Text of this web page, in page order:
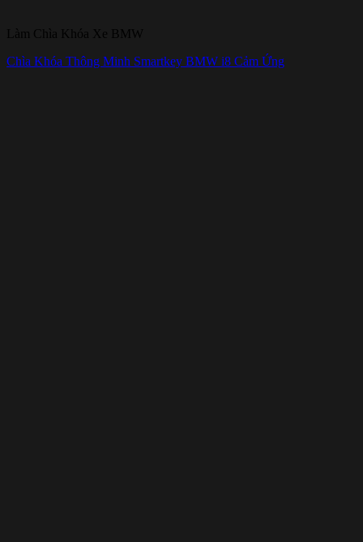
Làm Chìa Khóa Xe BMW
Chìa Khóa Thông Minh Smartkey BMW i8 Cảm Ứng